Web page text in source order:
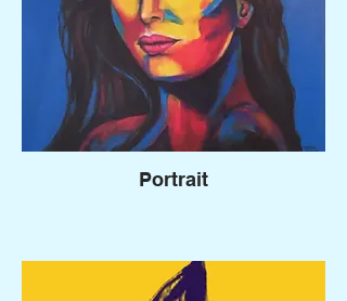
Portrait